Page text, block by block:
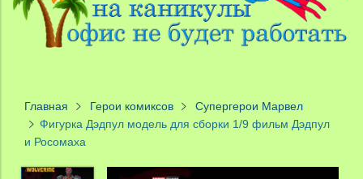
Главная Герои комиксов
Супергерои Марвел
Фигурка Дэдпул модель для сборки 1/9 фильм Дэдпул
и Росомаха